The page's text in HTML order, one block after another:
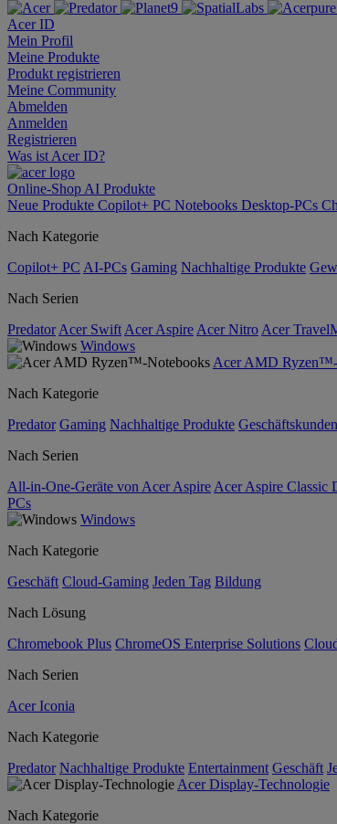
Acer ID
Mein Profil
Meine Produkte
Produkt registrieren
Meine Community
Abmelden
Anmelden
Registrieren
Was ist Acer ID?
Online-Shop AI Produkte
Neue Produkte Copilot+ PC Notebooks Desktop-PCs
Nach Kategorie
Copilot+ PC AI-PCs Gaming Nachhaltige Produkte
Nach Serien
Predator Acer Swift Acer Aspire Acer Nitro Acer
Windows
Acer AMD
Nach Kategorie
Predator Gaming Nachhaltige Produkte Geschäftskunden
Nach Serien
All-in-One-Geräte von Acer Aspire Acer Aspire Classic
PCs
Windows
Nach Kategorie
Geschäft Cloud-Gaming Jeden Tag Bildung
Nach Lösung
Chromebook Plus ChromeOS Enterprise Solutions
Nach Serien
Acer Iconia
Nach Kategorie
Predator Nachhaltige Produkte Entertainment Geschäft
Acer Display-Technologie
Nach Kategorie